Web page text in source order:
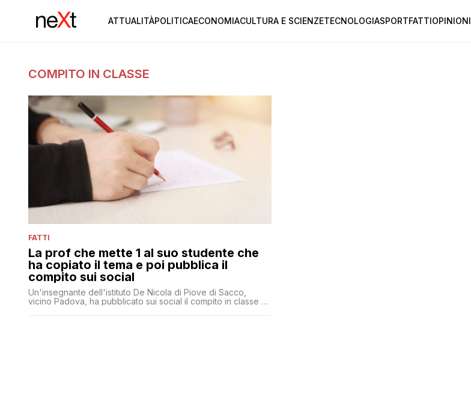
ATTUALITÀPOLITICAECONOMIACULTURA E SCIENZETECNOLOGIASPORTFATTIOPINIONI
COMPITO IN CLASSE
FATTI
La prof che mette 1 al suo studente che
ha copiato il tema e poi pubblica il
compito sui social
Un'insegnante dell'istituto De Nicola di Piove di Sacco,
vicino Padova, ha pubblicato sui social il compito in classe di